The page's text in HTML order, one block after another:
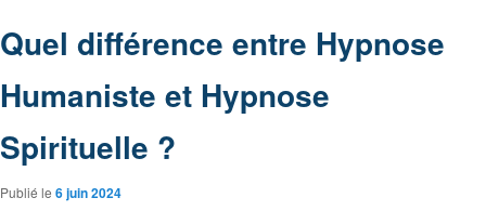
Quel différence entre Hypnose
Humaniste et Hypnose
Spirituelle ?
Publié le 6 juin 2024